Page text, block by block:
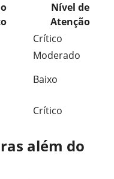
Nível de
Atenção
Crítico
Moderado
Baixo
Crítico
além do